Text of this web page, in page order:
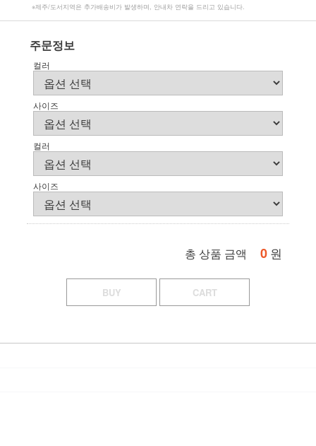
※제주/도서지역은 추가배송비가 발생하며, 안내차 연락을 드리고 있습니다.
주문정보
컬러
사이즈
컬러
사이즈
총 상품 금액 0 원
BUY CART